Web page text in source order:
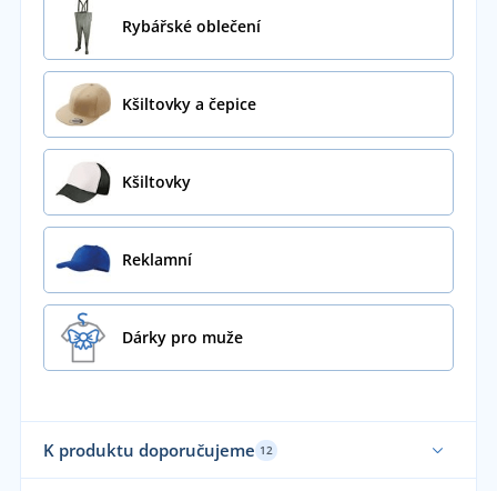
Rybářské oblečení
Kšiltovky a čepice
Kšiltovky
Reklamní
Dárky pro muže
K produktu doporučujeme 12